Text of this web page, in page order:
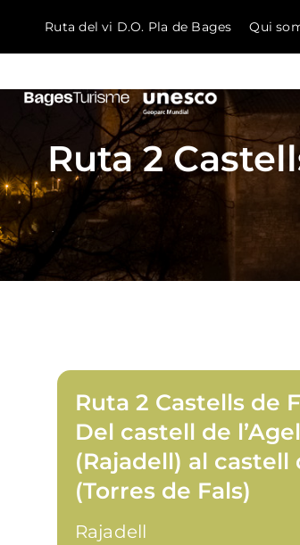
Skip to content
Ruta del vi D.O. Pla de Bages Qui
Ruta 2
Ruta 2 Castells de
Del castell de
(Rajadell) al castell
(Torres de Fals)
Rajadell